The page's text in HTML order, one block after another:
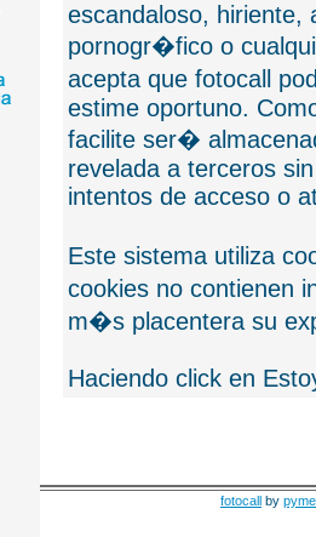
escandaloso, hiriente,
pornogr�fico o
acepta que fotocall
estime oportuno.
facilite ser�
revelada a terceros
intentos de acceso o
Este sistema utiliza
cookies no contienen
m�s placentera su
Haciendo click en
fotocall by